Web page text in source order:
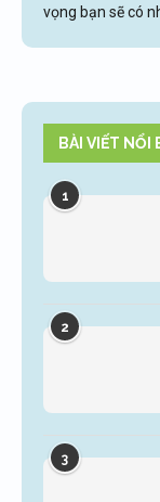
vọng bạn sẽ có
BÀI VIẾT NỔI
1
2
3